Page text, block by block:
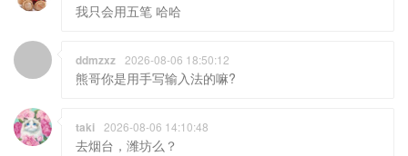
我只会用五笔 哈哈
ddmzxz 2026-08-06 18:50:12
熊哥你是用手写输入法的嘛?
taki 2026-08-06 14:10:48
去烟台，潍坊么？